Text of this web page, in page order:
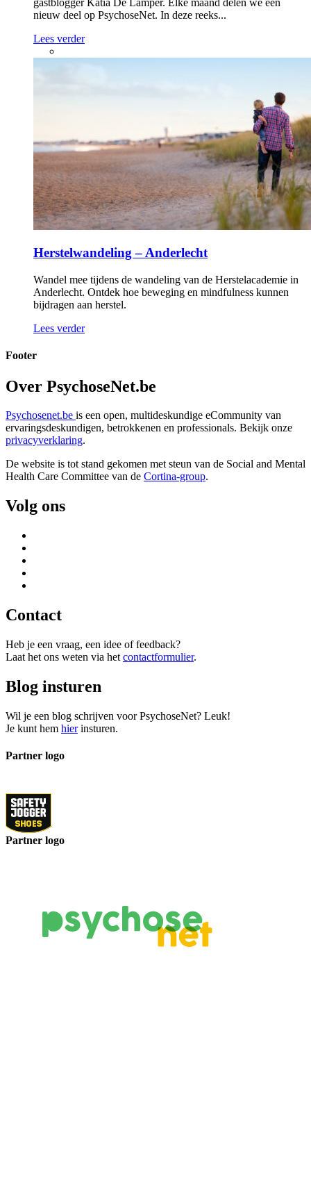
nieuw deel op PsychoseNet. In deze reeks...
Lees verder
Herstelwandeling – Anderlecht
Wandel mee tijdens de wandeling van de Herstelacademie in
Anderlecht. Ontdek hoe beweging en mindfulness kunnen
bijdragen aan herstel.
Lees verder
Footer
Over PsychoseNet.be
Psychosenet.be is een open, multideskundige eCommunity van
ervaringsdeskundigen, betrokkenen en professionals. Bekijk onze
privacyverklaring.
De website is tot stand gekomen met steun van de Social and Mental
Health Care Committee van de Cortina-group.
Volg ons
Contact
Heb je een vraag, een idee of feedback?
Laat het ons weten via het contactformulier.
Blog insturen
Wil je een blog schrijven voor PsychoseNet? Leuk!
Je kunt hem hierinsturen.
Partner logo
Partner logo